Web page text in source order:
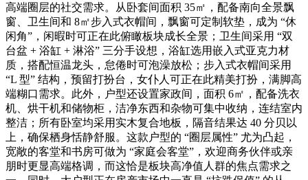
高端圈层的社交需求。从卧套间面积 35㎡，配备南向全景飘
窗、卫生间和 8㎡步入式衣帽间，飘窗可定制软垫，成为 “休
闲角”，闲暇时可正在此俯瞰板块成长全景；卫生间采用 “双
台盆 + 浴缸 + 淋浴” 三分手设想，浴缸选用嵌入式亚克力材
质，搭配恒温龙头，怠倦时可泡澡放松；步入式衣帽间采用
“L 型” 结构，预留打扮台，女仆人可正在此精美打扮，满脚高
端糊口需求。此外，户型还设置家政间，面积 6㎡，配备洗衣
机、烘干机和储物柜，洁净东西和杂物可集中收纳，连结室内
整洁；所有卧室均采用实木复合地板，隔音结果达 40 分贝以
上，确保栖身恬静舒服。这款户型的 “圈层属性” 尤为凸起，
宽敞的客堂和书房可做为 “家庭会客堂”，欢迎商务伙伴或亲
朋时更显高端格调，而这恰是板块高净值人群的焦点需求之